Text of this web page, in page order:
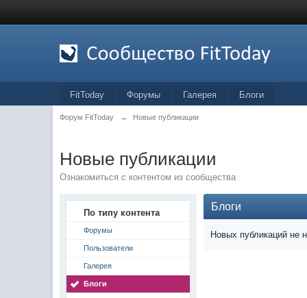
FitToday Форумы Галерея Блоги
Форум FitToday → Новые публикации
Новые публикации
Ознакомиться с контентом из сообщества
По типу контента
Форумы
Пользователи
Галерея
Блоги
Блоги
Новых публикаций не